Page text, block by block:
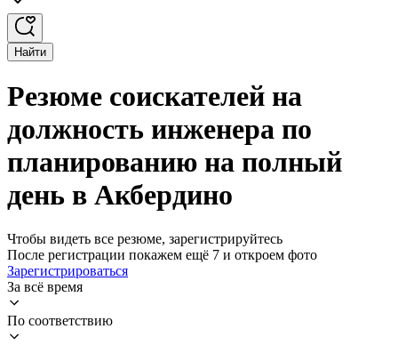
Найти
Резюме соискателей на
должность инженера по
планированию на полный
день в Акбердино
Чтобы видеть все резюме, зарегистрируйтесь
После регистрации покажем ещё 7 и откроем фото
Зарегистрироваться
За всё время
По соответствию